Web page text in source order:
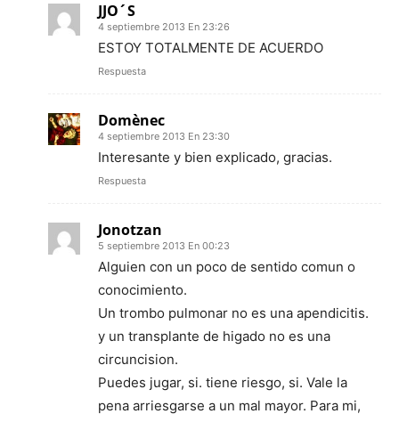
JJO´S
4 septiembre 2013 En 23:26
ESTOY TOTALMENTE DE ACUERDO
Respuesta
Domènec
4 septiembre 2013 En 23:30
Interesante y bien explicado, gracias.
Respuesta
Jonotzan
5 septiembre 2013 En 00:23
Alguien con un poco de sentido comun o
conocimiento.
Un trombo pulmonar no es una apendicitis.
y un transplante de higado no es una
circuncision.
Puedes jugar, si. tiene riesgo, si. Vale la
pena arriesgarse a un mal mayor. Para mi,